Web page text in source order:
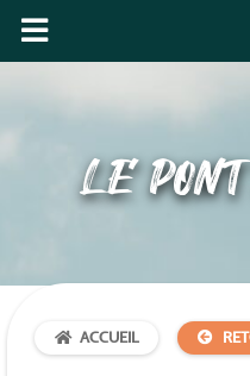
LE PONT
ACCUEIL